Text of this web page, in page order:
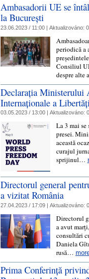
Ambasadorii UE se
la București
23.06.2023 / 11:00 | Aktualizováno:
periodică a
Consiliul
despre
Declarația Ministerului
Internaționale a
03.05.2023 / 13:00 | Aktualizováno:
La 3 mai
presei.
această
curajul
sprijinul…
Directorul general
a vizitat România
27.04.2023 / 17:09 | Aktualizováno:
Directorul
a avut
consultări
Daniela
rusă…
Prima Conferință